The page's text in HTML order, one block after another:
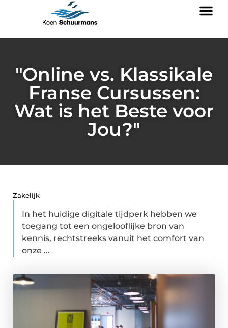
"Online vs. Klassikale
Franse Cursussen:
Wat is het Beste voor
Jou?"
Zakelijk
In het huidige digitale tijdperk hebben we
toegang tot een ongelooflijke bron van
kennis, rechtstreeks vanuit het comfort van
onze ...